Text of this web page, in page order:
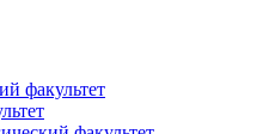
факультет